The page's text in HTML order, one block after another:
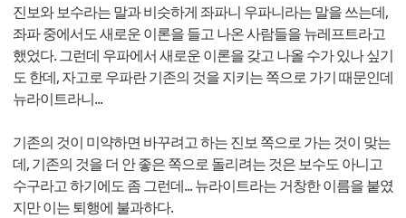
진보와 보수라는 말과 비슷하게 좌파니 우파니라는 말을 쓰는데,
좌파 중에서도 새로운 이론을 들고 나온 사람들을 뉴레프트라고
했었다. 그런데 우파에서 새로운 이론을 갖고 나올 수가 있나 싶기
도 한데, 자고로 우파란 기존의 것을 지키는 쪽으로 가기 때문인데
뉴라이트라니...
기존의 것이 미약하면 바꾸려고 하는 진보 쪽으로 가는 것이 맞는
데, 기존의 것을 더 안 좋은 쪽으로 돌리려는 것은 보수도 아니고
수구라고 하기에도 좀 그런데... 뉴라이트라는 거창한 이름을 붙였
지만 이는 퇴행에 불과하다.